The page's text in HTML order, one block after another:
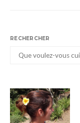
RECHERCHER